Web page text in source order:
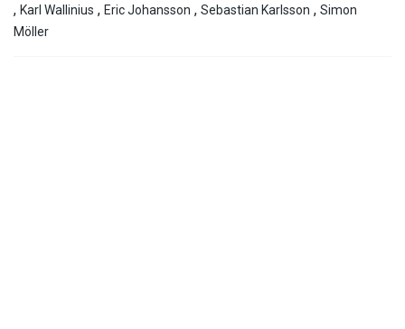
, Karl Wallinius , Eric Johansson , Sebastian Karlsson , Simon
Möller